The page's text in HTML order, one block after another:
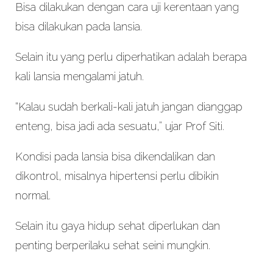
Bisa dilakukan dengan cara uji kerentaan yang
bisa dilakukan pada lansia.
Selain itu yang perlu diperhatikan adalah berapa
kali lansia mengalami jatuh.
“Kalau sudah berkali-kali jatuh jangan dianggap
enteng, bisa jadi ada sesuatu,” ujar Prof Siti.
Kondisi pada lansia bisa dikendalikan dan
dikontrol, misalnya hipertensi perlu dibikin
normal.
Selain itu gaya hidup sehat diperlukan dan
penting berperilaku sehat seini mungkin.